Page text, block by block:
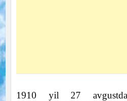
1910 yil 27